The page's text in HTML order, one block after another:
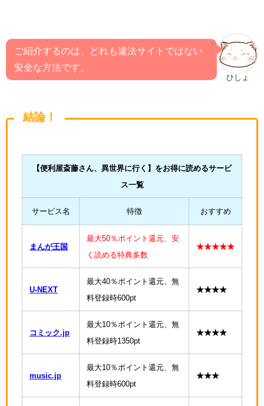
ひしょ
ご紹介するのは、どれも違法サイトではない
安全な方法です。
結論！
【便利屋斎藤さん、異世界に行く 】をお得に読めるサービ
ス一覧
サービス名 特徴 おすすめ
まんが王国
最大50％ポイント還元、安
く読める特典多数
★★★★★
U-NEXT
最大40％ポイント還元、無
料登録時600pt
★★★★
コミック.jp
最大10％ポイント還元、無
料登録時1350pt
★★★★
music.jp
最大10％ポイント還元、無
料登録時600pt
★★★